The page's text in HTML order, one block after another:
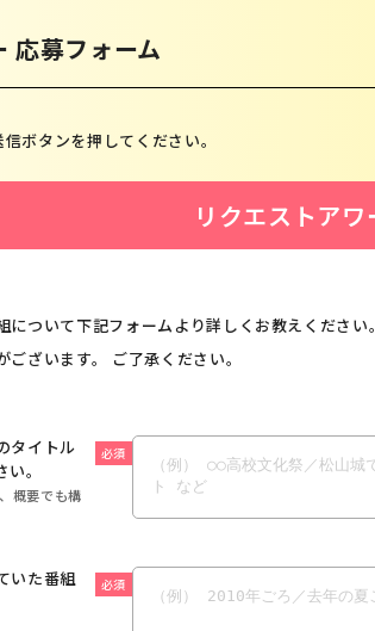
応募フォーム
ボタンを押してください。
リクエストア
について下記フォームより詳しくお教えくださ
ざいます。 ご了承ください。
タイトル
。
概要でも構
必須
いた番組
必須